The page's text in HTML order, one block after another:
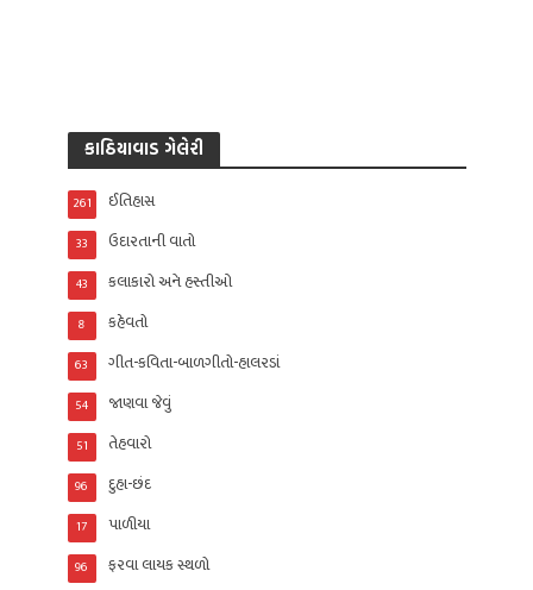
કાઠિયાવાડ ગેલેરી
ઈતિહાસ
261
ઉદારતાની વાતો
33
કલાકારો અને હસ્તીઓ
43
કહેવતો
8
ગીત-કવિતા-બાળગીતો-હાલરડાં
63
જાણવા જેવું
54
તેહવારો
51
દુહા-છંદ
96
પાળીયા
17
ફરવા લાયક સ્થળો
96